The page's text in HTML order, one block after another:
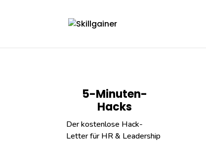
5-Minuten-
Hacks
Der kostenlose Hack-
Letter für HR & Leadership